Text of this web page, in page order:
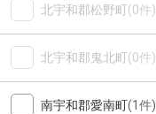
北宇和郡松野町(0件)
北宇和郡鬼北町(0件)
南宇和郡愛南町(1件)